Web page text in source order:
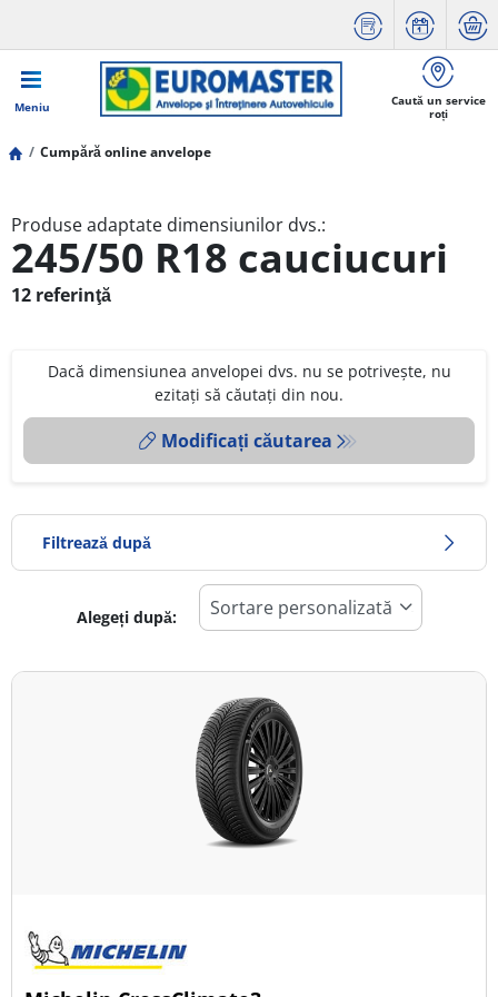
Meniu
Caută un service
roți
Cumpără online anvelope
Produse adaptate dimensiunilor dvs.:
245/50 R18 cauciucuri
12 referinţă
Dacă dimensiunea anvelopei dvs. nu se potrivește, nu
ezitați să căutați din nou.
Modificați căutarea
Filtrează după
Toate tipurile (12)
Tip autovehicul
Alegeți după: